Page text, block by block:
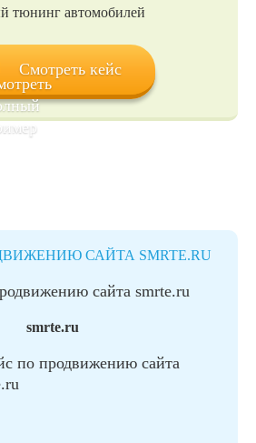
тюнинг автомобилей
Смотреть кейс
САЙТА SMRTE.RU
smrte.ru